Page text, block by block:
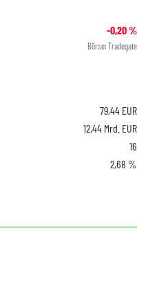
-0,20%
Börse: Tradegate
79,44 EUR
12,44 Mrd. EUR
16
2,68 %